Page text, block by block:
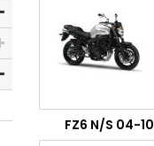
FZ6 N/S 04-10